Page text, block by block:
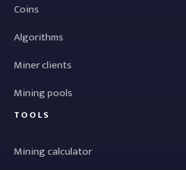
Coins
Algorithms
Miner clients
Mining pools
TOOLS
Mining calculator